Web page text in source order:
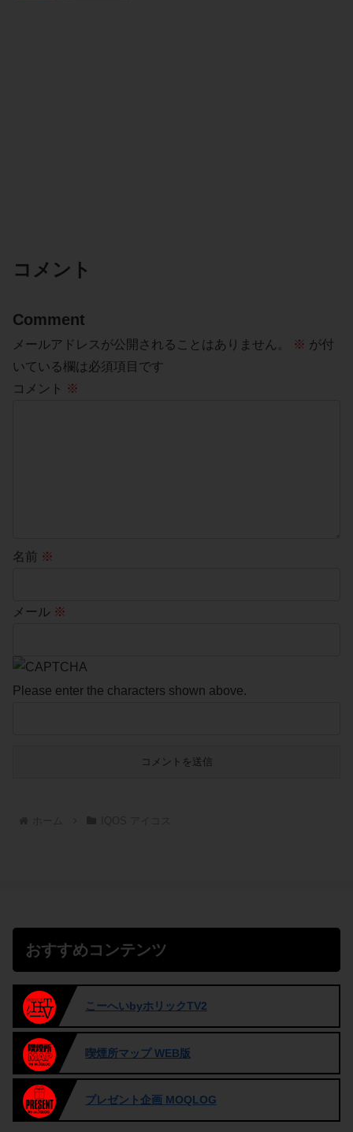
コメント
Comment
メールアドレスが公開されることはありません。 ※ が付
いている欄は必須項目です
コメント ※
名前 ※
メール ※
Please enter the characters shown above.
おすすめコンテンツ
こーへいbyホリックTV2
喫煙所マップ WEB版
プレゼント企画 MOQLOG